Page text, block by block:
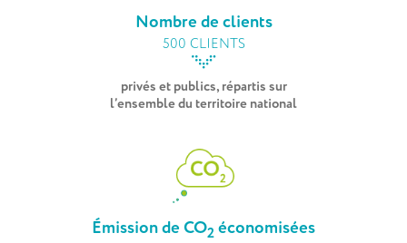
Nombre de clients
500 CLIENTS
privés et publics, répartis sur
l’ensemble du territoire national
Émission de CO2 économisées